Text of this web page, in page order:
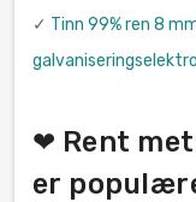
✓ Tinn 99% ren 8
❤ Rent
er